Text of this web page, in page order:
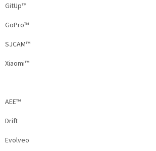
GitUp™
GoPro™
SJCAM™
Xiaomi™
AEE™
Drift
Evolveo